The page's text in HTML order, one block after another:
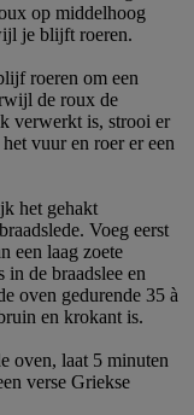
op middelhoog
je blijft roeren.
roeren om een
de roux de
verwerkt is, strooi er
vuur en roer er een
het gehakt
Voeg eerst
een laag zoete
in de braadslee en
oven gedurende 35 à
en krokant is.
oven, laat 5 minuten
verse Griekse